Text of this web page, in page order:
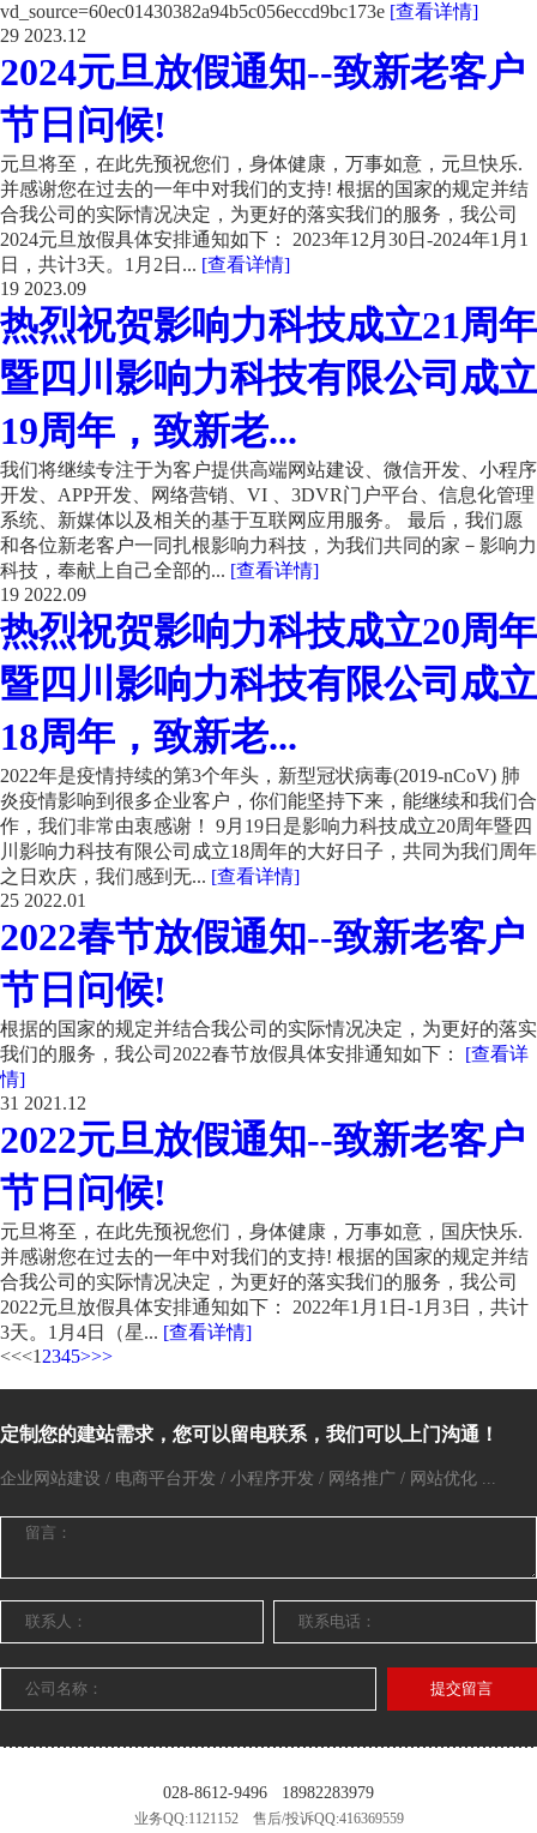
vd_source=60ec01430382a94b5c056eccd9bc173e [查看详情]
29 2023.12
2024元旦放假通知--致新老客户
节日问候!
元旦将至，在此先预祝您们，身体健康，万事如意，元旦快乐.
并感谢您在过去的一年中对我们的支持! 根据的国家的规定并结
合我公司的实际情况决定，为更好的落实我们的服务，我公司
2024元旦放假具体安排通知如下： 2023年12月30日-2024年1月1
日，共计3天。1月2日... [查看详情]
19 2023.09
热烈祝贺影响力科技成立21周年
暨四川影响力科技有限公司成立
19周年，致新老...
我们将继续专注于为客户提供高端网站建设、微信开发、小程序
开发、APP开发、网络营销、VI 、3DVR门户平台、信息化管理
系统、新媒体以及相关的基于互联网应用服务。 最后，我们愿
和各位新老客户一同扎根影响力科技，为我们共同的家－影响力
科技，奉献上自己全部的... [查看详情]
19 2022.09
热烈祝贺影响力科技成立20周年
暨四川影响力科技有限公司成立
18周年，致新老...
2022年是疫情持续的第3个年头，新型冠状病毒(2019-nCoV) 肺
炎疫情影响到很多企业客户，你们能坚持下来，能继续和我们合
作，我们非常由衷感谢！ 9月19日是影响力科技成立20周年暨四
川影响力科技有限公司成立18周年的大好日子，共同为我们周年
之日欢庆，我们感到无... [查看详情]
25 2022.01
2022春节放假通知--致新老客户
节日问候!
根据的国家的规定并结合我公司的实际情况决定，为更好的落实
我们的服务，我公司2022春节放假具体安排通知如下： [查看详
情]
31 2021.12
2022元旦放假通知--致新老客户
节日问候!
元旦将至，在此先预祝您们，身体健康，万事如意，国庆快乐.
并感谢您在过去的一年中对我们的支持! 根据的国家的规定并结
合我公司的实际情况决定，为更好的落实我们的服务，我公司
2022元旦放假具体安排通知如下： 2022年1月1日-1月3日，共计
3天。1月4日（星... [查看详情]
<<<1 2345>>>
定制您的建站需求，您可以留电联系，我们可以上门沟通！
企业网站建设 / 电商平台开发 / 小程序开发 / 网络推广 / 网站优化 ...
提交留言
028-8612-9496 18982283979
业务QQ:1121152 售后/投诉QQ:416369559